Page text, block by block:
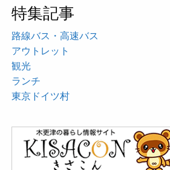
特集記事
路線バス・高速バス
アウトレット
観光
ランチ
東京ドイツ村